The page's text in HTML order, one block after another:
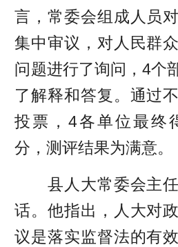
言，常委会组成人员
集中审议，对人民群
问题进行了询问，4个
了解释和答复。通过
投票，4各单位最终
分，测评结果为满意。
县人大常委会主任
话。他指出，人大对
议是落实监督法的有